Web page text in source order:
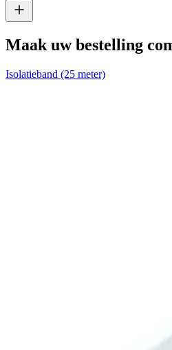
Maak uw bestelling
Isolatieband (25 meter)